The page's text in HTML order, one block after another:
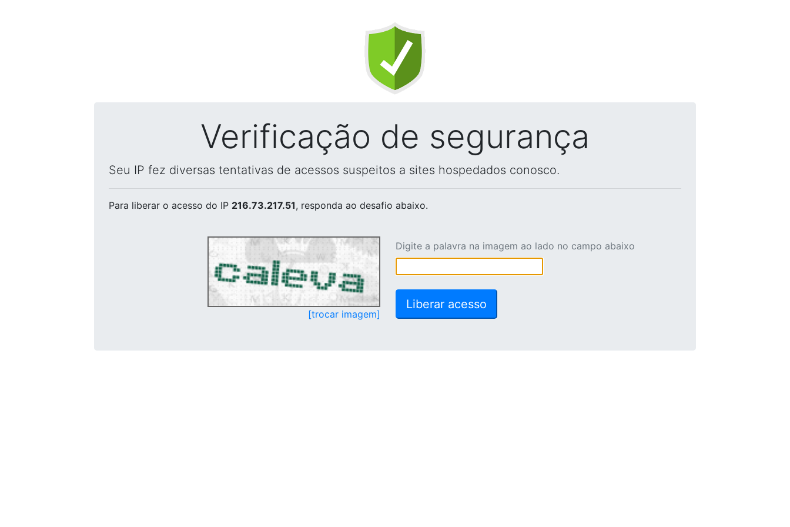
Verificação de segurança
Seu IP fez diversas tentativas de acessos suspeitos a sites hospedados conosco.
Para liberar o acesso do IP 216.73.217.51, responda ao desafio abaixo.
[trocar imagem]
Digite a palavra na imagem ao lado no campo abaixo